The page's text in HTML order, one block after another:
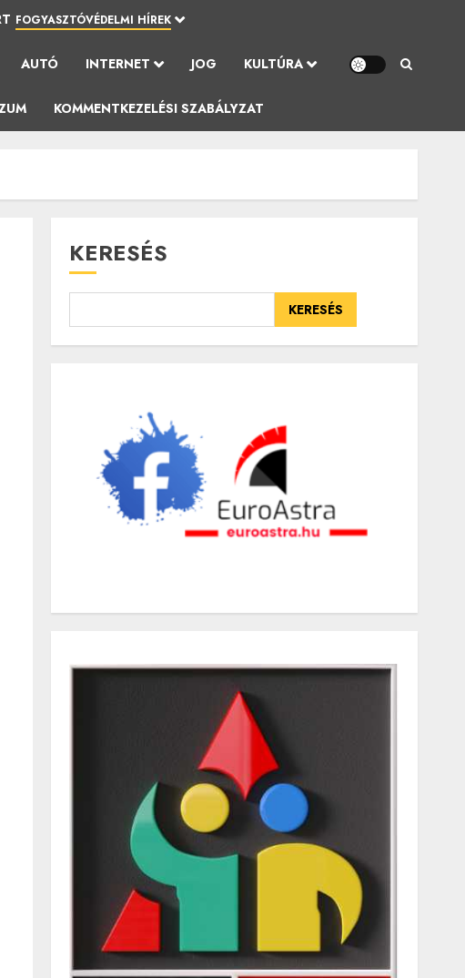
FOGYASZTÓVÉDELMI HÍREK
AUTÓ INTERNET JOG KULTÚRA
KOMMENTKEZELÉSI SZABÁLYZAT
KERESÉS
KERESÉS